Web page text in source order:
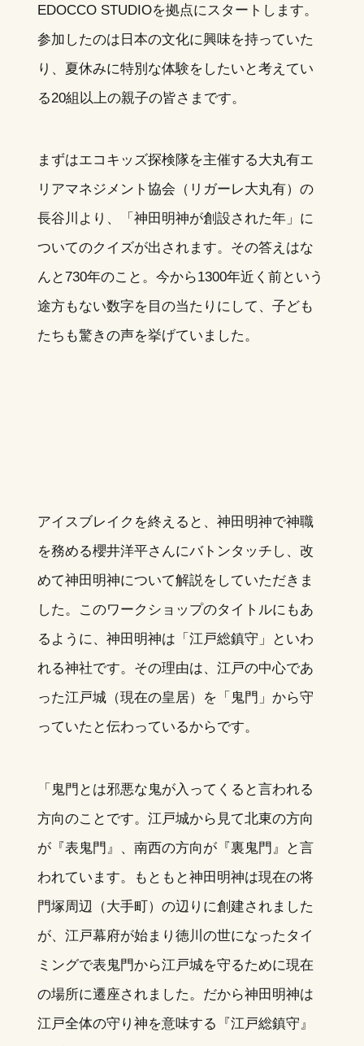
EDOCCO STUDIOを拠点にスタートします。
参加したのは日本の文化に興味を持っていた
り、夏休みに特別な体験をしたいと考えてい
る20組以上の親子の皆さまです。
まずはエコキッズ探検隊を主催する大丸有エ
リアマネジメント協会（リガーレ大丸有）の
長谷川より、「神田明神が創設された年」に
ついてのクイズが出されます。その答えはな
んと730年のこと。今から1300年近く前という
途方もない数字を目の当たりにして、子ども
たちも驚きの声を挙げていました。
アイスブレイクを終えると、神田明神で神職
を務める櫻井洋平さんにバトンタッチし、改
めて神田明神について解説をしていただきま
した。このワークショップのタイトルにもあ
るように、神田明神は「江戸総鎮守」といわ
れる神社です。その理由は、江戸の中心であ
った江戸城（現在の皇居）を「鬼門」から守
っていたと伝わっているからです。
「鬼門とは邪悪な鬼が入ってくると言われる
方向のことです。江戸城から見て北東の方向
が『表鬼門』、南西の方向が『裏鬼門』と言
われています。もともと神田明神は現在の将
門塚周辺（大手町）の辺りに創建されました
が、江戸幕府が始まり徳川の世になったタイ
ミングで表鬼門から江戸城を守るために現在
の場所に遷座されました。だから神田明神は
江戸全体の守り神を意味する『江戸総鎮守』